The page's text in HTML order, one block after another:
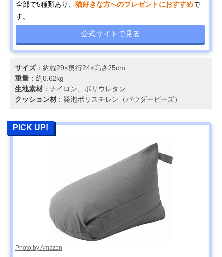
全部で5種類あり、 猫好きな方へのプレゼントにおすすめで
す。
公式サイトで見る
サイズ：約幅29×奥行24×高さ35cm
重量 ：約0.62kg
生地素材 ：ナイロン、ポリウレタン
クッション材 ：発泡ポリスチレン（パウダービーズ）
PICK UP!
Photo by Amazon